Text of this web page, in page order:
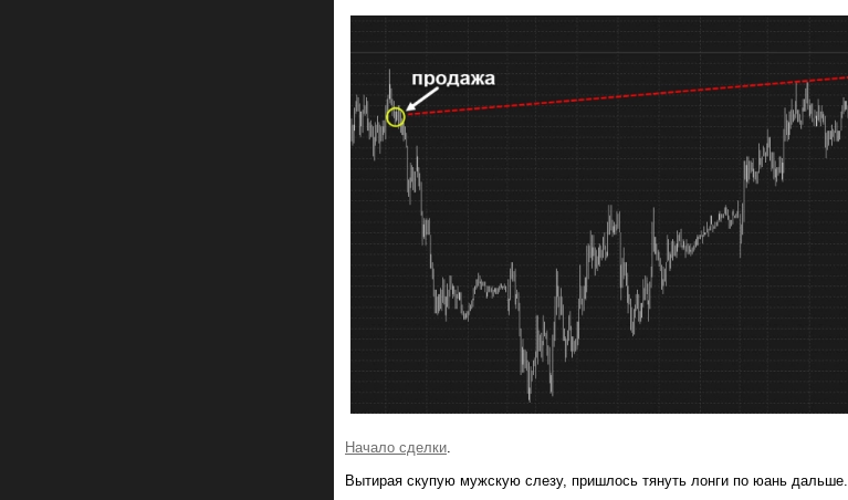
Начало сделки.
Вытирая скупую мужскую слезу, пришлось тянуть лонги по юань дальше.